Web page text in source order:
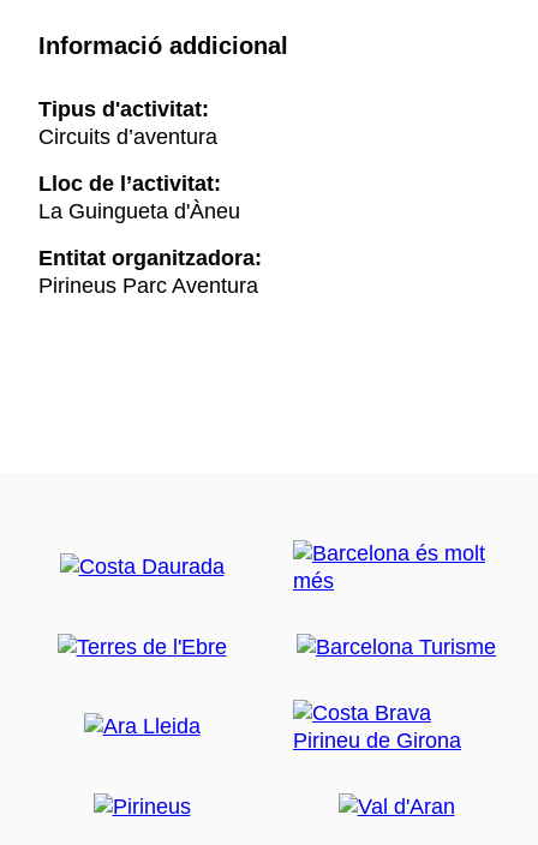
Informació addicional
Tipus d'activitat:
Circuits d’aventura
Lloc de l’activitat:
La Guingueta d'Àneu
Entitat organitzadora:
Pirineus Parc Aventura